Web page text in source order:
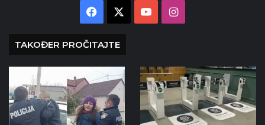
Facebook YouTubeInstagram
TAKOĐER PROČITAJTE